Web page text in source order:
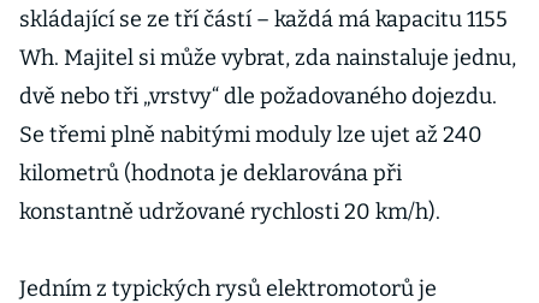
skládající se ze tří částí – každá má kapacitu 1155
Wh. Majitel si může vybrat, zda nainstaluje jednu,
dvě nebo tři „vrstvy“ dle požadovaného dojezdu.
Se třemi plně nabitými moduly lze ujet až 240
kilometrů (hodnota je deklarována při
konstantně udržované rychlosti 20 km/h).
Jedním z typických rysů elektromotorů je